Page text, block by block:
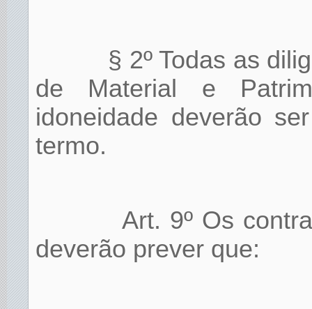
§ 2º Todas as
de Material e
idoneidade deverão
termo.
Art. 9º Os
deverão prever que: